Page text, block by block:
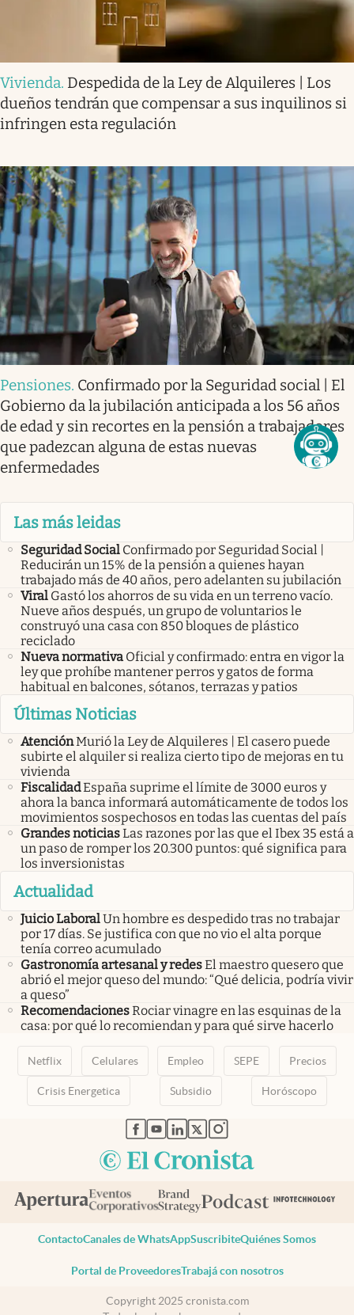
Vivienda. Despedida de la Ley de Alquileres | Los
dueños tendrán que compensar a sus inquilinos si
infringen esta regulación
Pensiones. Confirmado por la Seguridad social | El
Gobierno da la jubilación anticipada a los 56 años
de edad y sin recortes en la pensión a trabajadores
que padezcan alguna de estas nuevas
enfermedades
Las más leidas
Seguridad Social Confirmado por Seguridad Social |
Reducirán un 15% de la pensión a quienes hayan
trabajado más de 40 años, pero adelanten su jubilación
Viral Gastó los ahorros de su vida en un terreno vacío.
Nueve años después, un grupo de voluntarios le
construyó una casa con 850 bloques de plástico
reciclado
Nueva normativa Oficial y confirmado: entra en vigor la
ley que prohíbe mantener perros y gatos de forma
habitual en balcones, sótanos, terrazas y patios
Últimas Noticias
AtenciónMurió la Ley de Alquileres | El casero puede
subirte el alquiler si realiza cierto tipo de mejoras en tu
vivienda
FiscalidadEspaña suprime el límite de 3000 euros y
ahora la banca informará automáticamente de todos los
movimientos sospechosos en todas las cuentas del país
Grandes noticiasLas razones por las que el Ibex 35 está a
un paso de romper los 20.300 puntos: qué significa para
los inversionistas
Actualidad
Juicio LaboralUn hombre es despedido tras no trabajar
por 17 días. Se justifica con que no vio el alta porque
tenía correo acumulado
Gastronomía artesanal y redesEl maestro quesero que
abrió el mejor queso del mundo: “Qué delicia, podría vivir
a queso”
RecomendacionesRociar vinagre en las esquinas de la
casa: por qué lo recomiendan y para qué sirve hacerlo
Netflix Celulares Empleo SEPE Precios
Crisis Energetica Subsidio Horóscopo
abre en nueva pestaña
abre en nueva pestaña
abre en nueva pestaña
abre en nueva pestaña
abre en nueva pestaña
ContactoCanales de WhatsAppSuscribiteQuiénes Somos
Portal de ProveedoresTrabajá con nosotros
Copyright 2025 cronista.com